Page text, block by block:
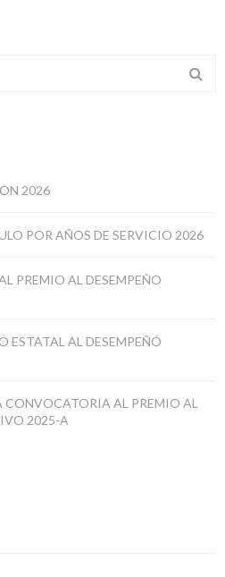
2026
POR AÑOS DE SERVICIO 2026
PREMIO AL DESEMPEÑO
ESTATAL AL DESEMPEÑÓ
CONVOCATORIA AL PREMIO AL
2025-A